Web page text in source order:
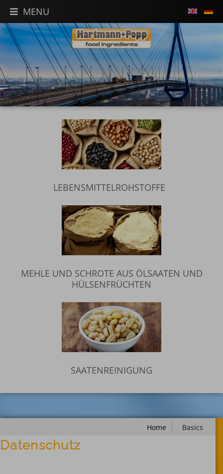
MENU
LEBENSMITTELROHSTOFFE
MEHLE UND SCHROTE AUS ÖLSAATEN UND
HÜLSENFRÜCHTEN
SAATENREINIGUNG
Home Basics
Datenschutz